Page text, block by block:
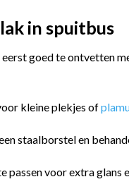
in spuitbus
goed te ontvetten
kleine plekjes of
staalborstel en
passen voor extra